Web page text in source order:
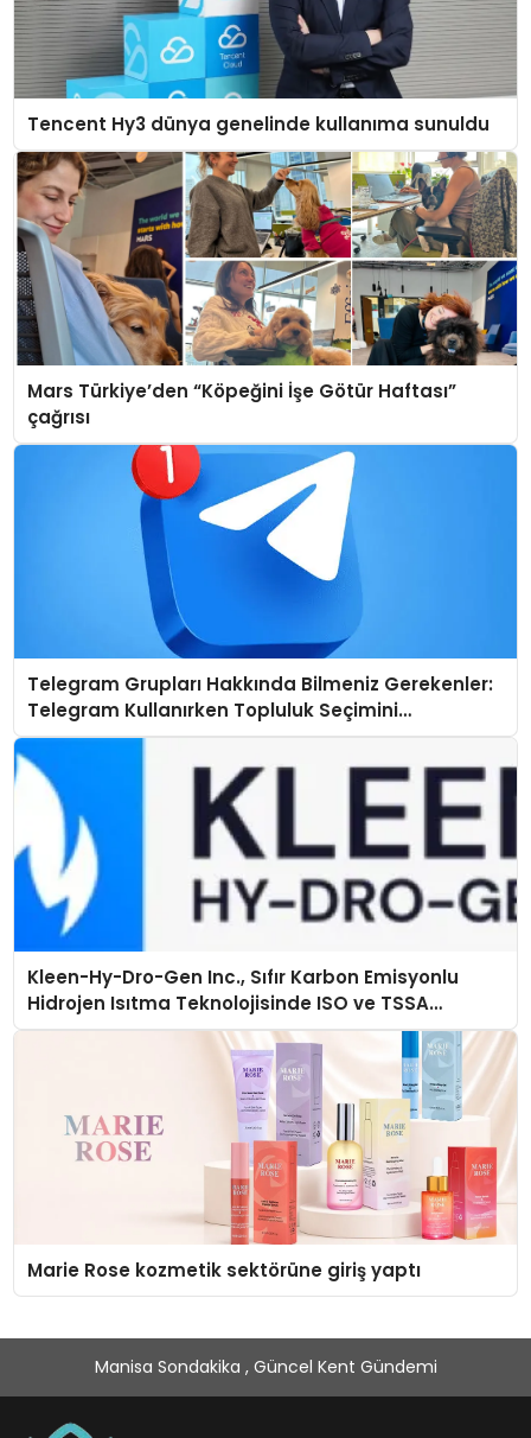
Tencent Hy3 dünya genelinde kullanıma sunuldu
Mars Türkiye’den “Köpeğini İşe Götür Haftası”
çağrısı
Telegram Grupları Hakkında Bilmeniz Gerekenler:
Telegram Kullanırken Topluluk Seçimini
Kolaylaştırın
Kleen-Hy-Dro-Gen Inc., Sıfır Karbon Emisyonlu
Hidrojen Isıtma Teknolojisinde ISO ve TSSA
Düzenleyici Onaylarını Aldı
Marie Rose kozmetik sektörüne giriş yaptı
Manisa Sondakika , Güncel Kent Gündemi